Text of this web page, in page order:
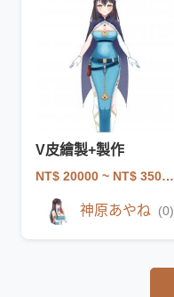
V皮繪製+製作
NT$ 20000 ~ NT$ 35000
神原あやね (0)